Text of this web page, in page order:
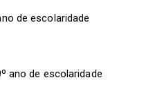
de escolaridade
ano de escolaridade